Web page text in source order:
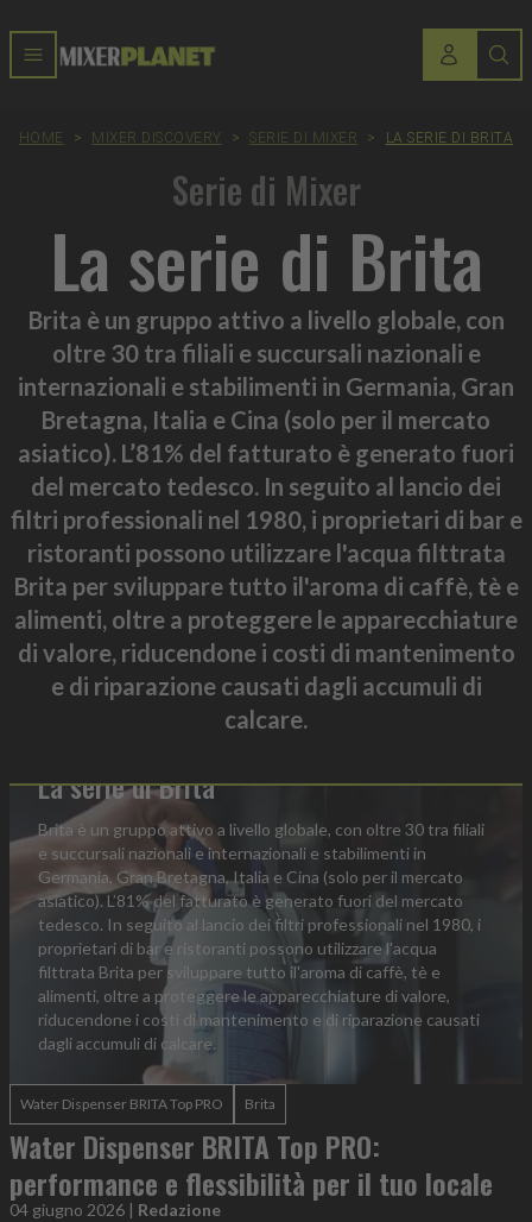
HOME > MIXER DISCOVERY > SERIE DI MIXER > LA SERIE DI BRITA
Serie di Mixer
La serie di Brita
Brita è un gruppo attivo a livello globale, con
oltre 30 tra filiali e succursali nazionali e
internazionali e stabilimenti in Germania, Gran
Bretagna, Italia e Cina (solo per il mercato
asiatico). L’81% del fatturato è generato fuori
del mercato tedesco. In seguito al lancio dei
filtri professionali nel 1980, i proprietari di bar e
ristoranti possono utilizzare l'acqua filttrata
Brita per sviluppare tutto il'aroma di caffè, tè e
alimenti, oltre a proteggere le apparecchiature
di valore, riducendone i costi di mantenimento
e di riparazione causati dagli accumuli di
calcare.
La serie di Brita
Brita è un gruppo attivo a livello globale, con oltre 30 tra filiali
e succursali nazionali e internazionali e stabilimenti in
Germania, Gran Bretagna, Italia e Cina (solo per il mercato
asiatico). L’81% del fatturato è generato fuori del mercato
tedesco. In seguito al lancio dei filtri professionali nel 1980, i
proprietari di bar e ristoranti possono utilizzare l'acqua
filttrata Brita per sviluppare tutto il'aroma di caffè, tè e
alimenti, oltre a proteggere le apparecchiature di valore,
riducendone i costi di mantenimento e di riparazione causati
dagli accumuli di calcare.
Water Dispenser BRITA Top PRO Brita
Water Dispenser BRITA Top PRO:
performance e flessibilità per il tuo locale
04 giugno 2026 | Redazione